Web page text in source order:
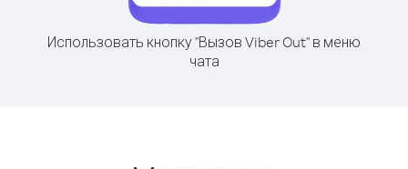
Использовать кнопку "Вызов Viber Out" в меню
чата